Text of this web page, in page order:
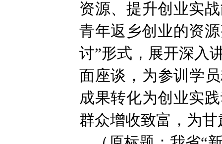
资源、提升创业实
青年返乡创业的资
讨”形式，展开深入
面座谈，为参训学
成果转化为创业实
群众增收致富，为